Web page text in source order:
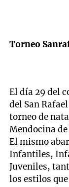
Torneo
El día 29 del
del San
torneo de
Mendocina
El mismo
Infantiles,
Juveniles,
los estilos